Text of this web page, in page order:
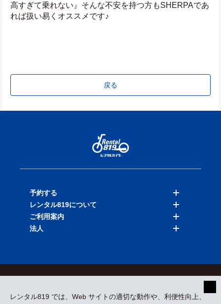
高すぎて乗れない』そんな不安を持つ方もSHERPAであ
れば扱い易くオススメです♪
戻る
レンタル819 では、Web サイトの適切な動作や、利便性向上、
予約する
バイクを探す
店舗を探す
レンタル819について
料金表
ご利用案内
法人
採用情報
プレスリリース